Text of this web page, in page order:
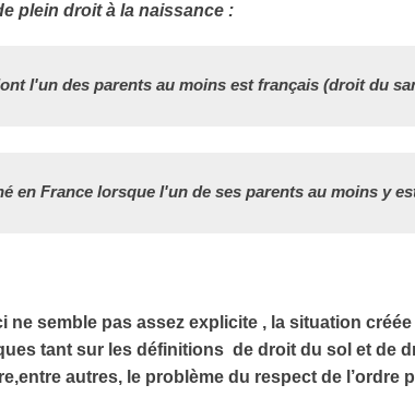
plein droit à la naissance :
l'un des parents au moins est français (droit du
en France lorsque l'un de ses parents au moins y
ne semble pas assez explicite , la situation
tant sur les définitions de droit du sol et de
autres, le problème du respect de l’ordre